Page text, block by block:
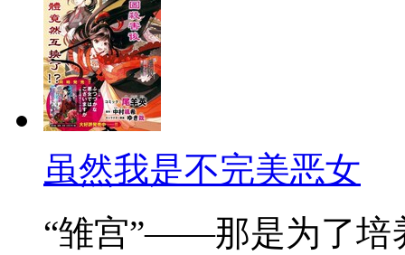
虽然我是不完美恶女
“雏宫”——那是为了培